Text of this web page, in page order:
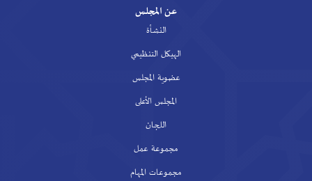
عن المجلس
النشأة
الهيكل التنظيمي
عضوية المجلس
المجلس الأعلى
اللجان
مجموعة عمل
مجموعات المهام